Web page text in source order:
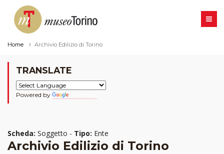
Home Archivio Edilizio di Torino
TRANSLATE
Powered by
Scheda: Soggetto - Tipo: Ente
Archivio Edilizio di Torino